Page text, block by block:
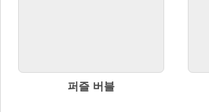
퍼즐 버블